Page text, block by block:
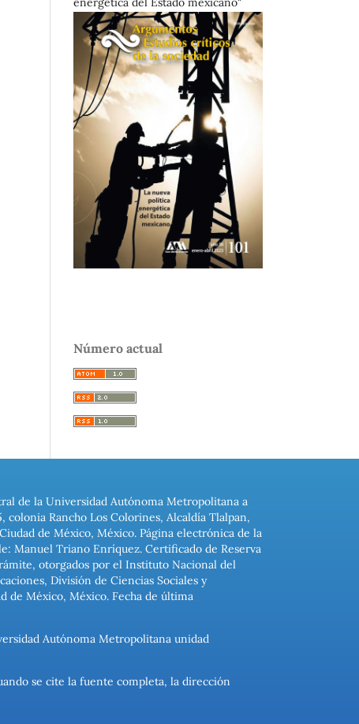
Número actual
de la Universidad Autónoma Metropolitana a
Rancho Los Colorines, Alcaldía Tlalpan,
de México, México. Página electrónica de la
Manuel Triano Enríquez. Certificado de Reserva
otorgados por el Instituto Nacional del
División de Ciencias Sociales y
de México, México. Fecha de última
Autónoma Metropolitana unidad
se cite la fuente completa, la dirección